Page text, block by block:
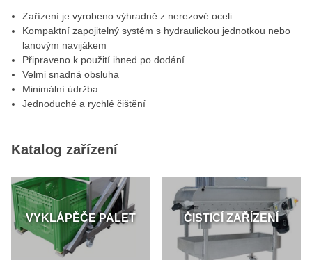
Zařízení je vyrobeno výhradně z nerezové oceli
Kompaktní zapojitelný systém s hydraulickou jednotkou nebo
lanovým navijákem
Připraveno k použití ihned po dodání
Velmi snadná obsluha
Minimální údržba
Jednoduché a rychlé čištění
Katalog zařízení
VYKLÁPĚČE PALET ČISTICÍ ZAŘÍZENÍ